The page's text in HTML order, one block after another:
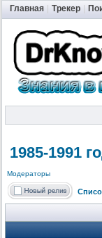
Главная Трекер
1985-1991
Модераторы